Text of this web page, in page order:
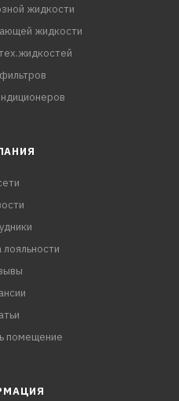
жидкости
жидкости
помещение